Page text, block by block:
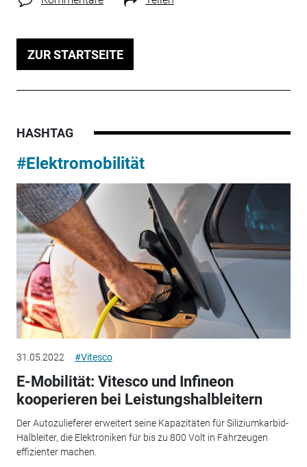
ZUR STARTSEITE
HASHTAG
#Elektromobilität
31.05.2022 #Vitesco
E-Mobilität: Vitesco und Infineon
kooperieren bei Leistungshalbleitern
Der Autozulieferer erweitert seine Kapazitäten für Siliziumkarbid-
Halbleiter, die Elektroniken für bis zu 800 Volt in Fahrzeugen
effizienter machen.